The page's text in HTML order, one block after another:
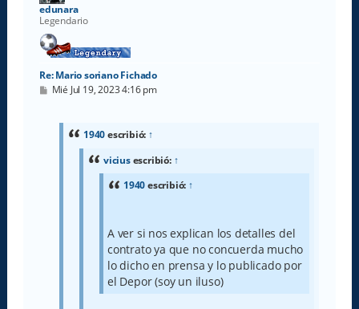
edunara
Legendario
Re: Mario soriano Fichado
M
Mié Jul 19, 2023 4:16 pm
1940escribió: ↑
viciusescribió: ↑
1940escribió: ↑
A ver si nos explican los detalles del
contrato ya que no concuerda mucho
lo dicho en prensa y lo publicado por
el Depor (soy un iluso)